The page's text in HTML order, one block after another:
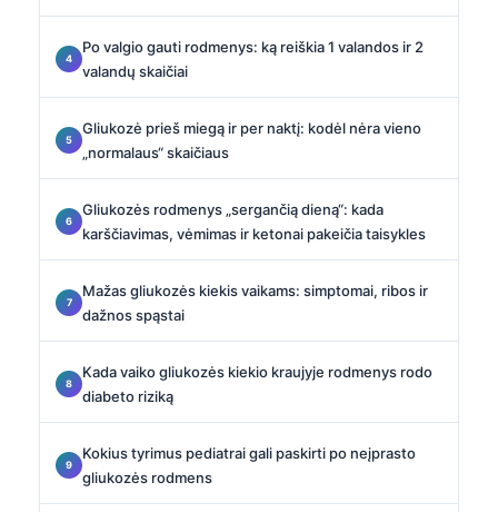
Po valgio gauti rodmenys: ką reiškia 1 valandos ir 2
valandų skaičiai
Gliukozė prieš miegą ir per naktį: kodėl nėra vieno
„normalaus“ skaičiaus
Gliukozės rodmenys „sergančią dieną“: kada
karščiavimas, vėmimas ir ketonai pakeičia taisykles
Mažas gliukozės kiekis vaikams: simptomai, ribos ir
dažnos spąstai
Kada vaiko gliukozės kiekio kraujyje rodmenys rodo
diabeto riziką
Kokius tyrimus pediatrai gali paskirti po neįprasto
gliukozės rodmens